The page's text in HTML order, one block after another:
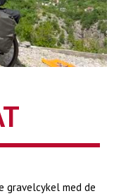
gravelcykel med de